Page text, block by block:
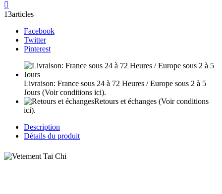

13articles
Facebook
Twitter
Pinterest
Livraison: France sous 24 à 72 Heures / Europe sous 2 à 5
Jours (Voir conditions ici).
Retours et échanges (Voir conditions
ici).
Description
Détails du produit